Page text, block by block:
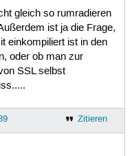
gleich so rumradieren
ist ja die Frage,
einkompiliert ist in den
oder ob man zur
SSL selbst
Zitieren